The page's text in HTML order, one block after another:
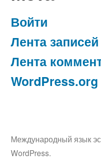
Войти
Лента записей
Лента
WordPress.org
Международный язык
WordPress.